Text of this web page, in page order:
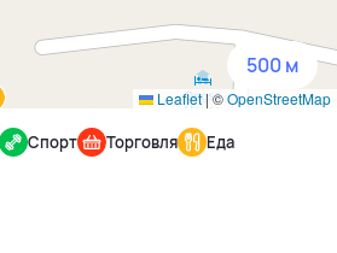
Leaflet|©OpenStreetMap
500 м
Спорт Торговля
Еда